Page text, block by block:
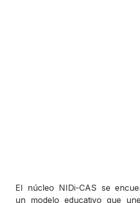
El núcleo NIDi-CAS se
un modelo educativo que